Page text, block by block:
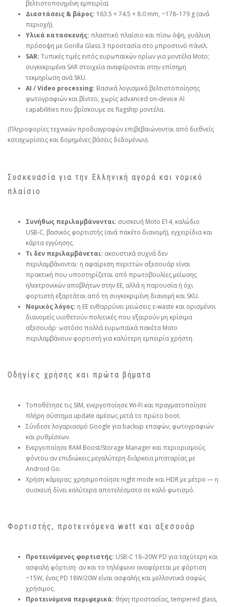
βελτιστοποιημένη εμπειρία).
Διαστάσεις & βάρος: 163.5 × 74.5 × 8.0 mm, ~178–179 g (ανά
περιοχή).
Υλικά κατασκευής: πλαστικό πλαίσιο και πίσω όψη, γυάλινη
πρόσοψη με Gorilla Glass 3 προστασία στο μπροστινό πάνελ.
SAR: Τυπικές τιμές εντός ευρωπαϊκών ορίων για μοντέλα Moto;
συγκεκριμένα SAR στοιχεία αναφέρονται στην επίσημη
τεκμηρίωση ανά SKU.
AI / Video processing: Βασικά λογισμικά βελτιστοποίησης
φωτογραφιών και βίντεο, χωρίς advanced on‑device AI
capabilities που βρίσκουμε σε flagship μοντέλα.
(Πληροφορίες τεχνικών προδιαγραφών επιβεβαιώνονται από διεθνείς
καταχωρίσεις και δομημένες βάσεις δεδομένων).
Συσκευασία για την Ελληνική αγορά και νομικό
πλαίσιο
Συνήθως περιλαμβάνονται: συσκευή Moto E14, καλώδιο
USB‑C, βασικός φορτιστής (ανά πακέτο διανομή), εγχειρίδια και
κάρτα εγγύησης.
Τι δεν περιλαμβάνεται: ακουστικά συχνά δεν
περιλαμβάνονται· η αφαίρεση περιττών αξεσουάρ είναι
πρακτική που υποστηρίζεται από πρωτοβουλίες μείωσης
ηλεκτρονικών αποβλήτων στην ΕΕ, αλλά η παρουσία ή όχι
φορτιστή εξαρτάται από τη συγκεκριμένη διανομή και SKU.
Νομικός λόγος: η ΕΕ ενθαρρύνει μειώσεις ε‑waste και ορισμένοι
διανομείς υιοθετούν πολιτικές που εξαιρούν μη κρίσιμα
αξεσουάρ· ωστόσο πολλά ευρωπαϊκά πακέτα Moto
περιλαμβάνουν φορτιστή για καλύτερη εμπειρία χρήστη.
Οδηγίες χρήσης και πρώτα βήματα
Τοποθέτησε τις SIM, ενεργοποίησε Wi‑Fi και πραγματοποίησε
πλήρη σύστημα update αμέσως μετά το πρώτο boot.
Σύνδεσε λογαριασμό Google για backup επαφών, φωτογραφιών
και ρυθμίσεων.
Ενεργοποίησε RAM Boost/Storage Manager και περιορισμούς
φόντου αν επιδιώκεις μεγαλύτερη διάρκεια μπαταρίας με
Android Go.
Χρήση κάμερας: χρησιμοποίησε night mode και HDR με μέτρο — η
συσκευή δίνει καλύτερα αποτελέσματα σε καλό φωτισμό.
Φορτιστής, προτεινόμενα watt και αξεσουάρ
Προτεινόμενος φορτιστής: USB‑C 18–20W PD για ταχύτερη και
ασφαλή φόρτιση· αν και το τηλέφωνο αναφέρεται με φόρτιση
~15W, ένας PD 18W/20W είναι ασφαλής και μελλοντικά σαφώς
χρήσιμος.
Προτεινόμενα περιφερικά: θήκη προστασίας, tempered glass,